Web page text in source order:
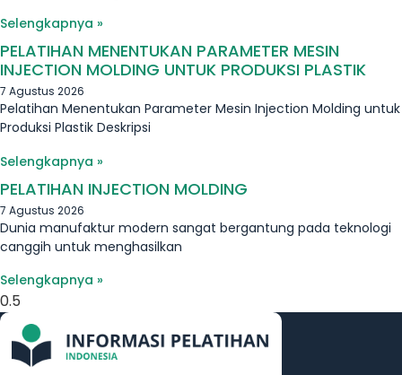
Selengkapnya »
PELATIHAN MENENTUKAN PARAMETER MESIN
INJECTION MOLDING UNTUK PRODUKSI PLASTIK
7 Agustus 2026
Pelatihan Menentukan Parameter Mesin Injection Molding untuk
Produksi Plastik Deskripsi
Selengkapnya »
PELATIHAN INJECTION MOLDING
7 Agustus 2026
Dunia manufaktur modern sangat bergantung pada teknologi
canggih untuk menghasilkan
Selengkapnya »